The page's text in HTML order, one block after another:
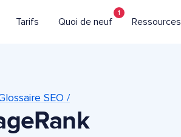
Tarifs Quoi de neuf
1
Ressources
SEO /